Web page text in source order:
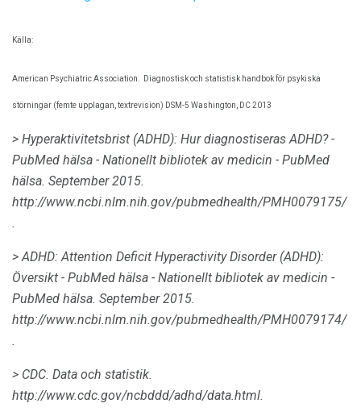
Källa:
American Psychiatric Association. Diagnostisk och statistisk handbok för psykiska
störningar (femte upplagan, textrevision) DSM-5 Washington, DC 2013
> Hyperaktivitetsbrist (ADHD): Hur diagnostiseras ADHD? -
PubMed hälsa - Nationellt bibliotek av medicin - PubMed
hälsa. September 2015.
http://www.ncbi.nlm.nih.gov/pubmedhealth/PMH0079175/
.
> ADHD: Attention Deficit Hyperactivity Disorder (ADHD):
Översikt - PubMed hälsa - Nationellt bibliotek av medicin -
PubMed hälsa. September 2015.
http://www.ncbi.nlm.nih.gov/pubmedhealth/PMH0079174/
.
> CDC. Data och statistik.
http://www.cdc.gov/ncbddd/adhd/data.html.